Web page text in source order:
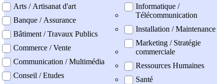
Arts / Artisanat d'art
Banque / Assurance
Bâtiment / Travaux Publics
Commerce / Vente
Communication / Multimédia
Conseil / Etudes
Informatique /
Télécommunication
Installation / Maintenance
Marketing / Stratégie
commerciale
Ressources Humaines
Santé